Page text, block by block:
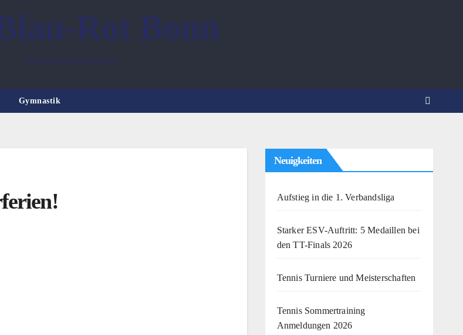
Rot Bonn
Dein Bonner Sportverein
Gymnastik
Neuigkeiten
Aufstieg in die 1. Verbandsliga
Starker ESV-Auftritt: 5 Medaillen bei
den TT-Finals 2026
Tennis Turniere und Meisterschaften
Tennis Sommertraining
Anmeldungen 2026